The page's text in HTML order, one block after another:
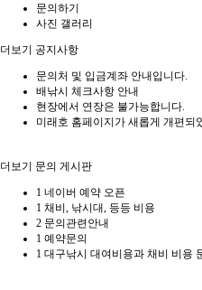
문의하기
사진 갤러리
더보기 공지사항
문의처 및 입금계좌 안내입니다.
배낚시 체크사항 안내
현장에서 연장은 불가능합니다.
미래호 홈페이지가 새롭게 개편되
더보기 문의 게시판
1 네이버 예약 오픈
1 채비, 낚시대, 등등 비용
2 문의관련안내
1 예약문의
1 대구낚시 대여비용과 채비 비용